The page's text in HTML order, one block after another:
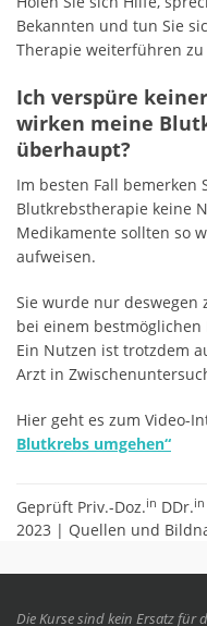
Bekannten und tun Sie
Therapie weiterführen zu
Ich verspüre
wirken meine
überhaupt?
Im besten Fall
Blutkrebstherapie keine
Medikamente sollten so
aufweisen.
Sie wurde nur deswegen
bei einem
Ein Nutzen ist trotzdem
Arzt in
Hier geht es zum Video-
Blutkrebs umgehen“
Geprüft Priv.-Doz.in DDr.in
2023 | Quellen und
Die Kurse sind kein Ersatz für